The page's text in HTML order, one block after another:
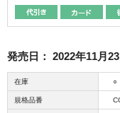
発売日： 2022年11月23
在庫 ○
規格品番